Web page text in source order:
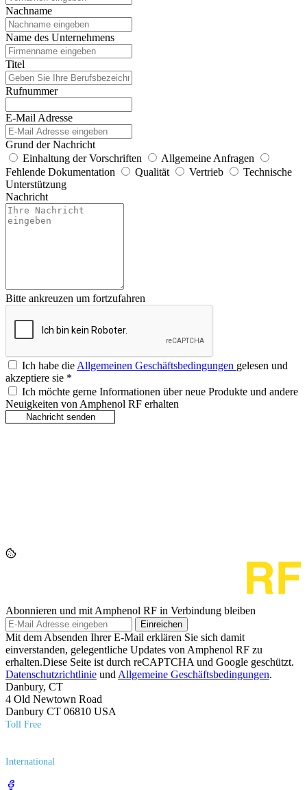
Nachname
Name des Unternehmens
Titel
Rufnummer
E-Mail Adresse
Grund der Nachricht
Einhaltung der Vorschriften
Allgemeine Anfragen
Fehlende Dokumentation
Qualität Vertrieb
Technische
Unterstützung
Nachricht
Bitte ankreuzen um fortzufahren
Ich habe dieAllgemeinen Geschäftsbedingungen gelesen und
akzeptiere sie *
Ich möchte gerne Informationen über neue Produkte und andere
Neuigkeiten von Amphenol RF erhalten
Abonnieren und mit Amphenol RF in Verbindung bleiben
Einreichen
Mit dem Absenden Ihrer E-Mail erklären Sie sich damit
einverstanden, gelegentliche Updates von Amphenol RF zu
erhalten.Diese Seite ist durch reCAPTCHA und Google geschützt.
Datenschutzrichtlinie und Allgemeine Geschäftsbedingungen.
Danbury, CT
4 Old Newtown Road
Danbury CT 06810 USA
Toll Free
International